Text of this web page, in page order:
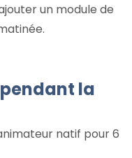
un module de
la
natif pour 6